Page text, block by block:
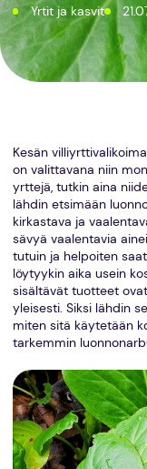
Yrtit ja kasvit
Kesän
on valittavana niin
yrttejä, tutkin aina
lähdin etsimään
kirkastava ja
sävyä vaalentavia
tutuin ja helpoiten
löytyykin aika usein
sisältävät tuotteet
yleisesti. Siksi lähdin
miten sitä käytetään
tarkemmin